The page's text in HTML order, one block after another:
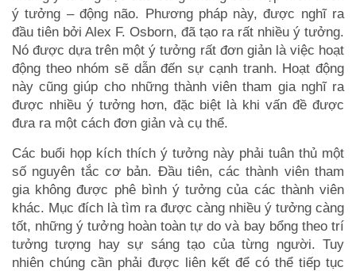
ý tưởng – động não. Phương pháp này, được nghĩ ra
đầu tiên bởi Alex F. Osborn, đã tạo ra rất nhiều ý tưởng.
Nó được dựa trên một ý tưởng rất đơn giản là việc hoạt
động theo nhóm sẽ dẫn đến sự cạnh tranh. Hoạt động
này cũng giúp cho những thành viên tham gia nghĩ ra
được nhiều ý tưởng hơn, đặc biệt là khi vấn đề được
đưa ra một cách đơn giản và cụ thể.
Các buổi họp kích thích ý tưởng này phải tuân thủ một
số nguyên tắc cơ bản. Đầu tiên, các thành viên tham
gia không được phê bình ý tưởng của các thành viên
khác. Mục đích là tìm ra được càng nhiều ý tưởng càng
tốt, những ý tưởng hoàn toàn tự do và bay bổng theo trí
tưởng tượng hay sự sáng tạo của từng người. Tuy
nhiên chúng cần phải được liên kết để có thể tiếp tục